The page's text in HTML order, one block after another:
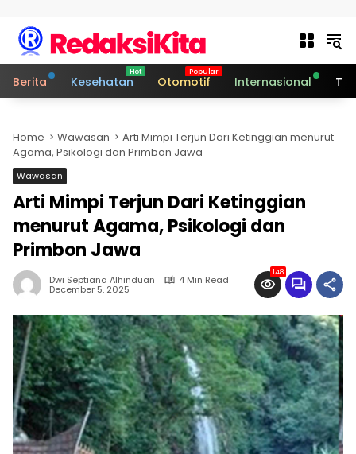
Berita Kesehatan Otomotif Internasional
Home Wawasan
Arti Mimpi Terjun Dari Ketinggian menurut
Agama, Psikologi dan Primbon Jawa
Wawasan
Arti Mimpi Terjun Dari Ketinggian
menurut Agama, Psikologi dan
Primbon Jawa
Dwi Septiana Alhinduan 4 Min Read
December 5, 2025
148